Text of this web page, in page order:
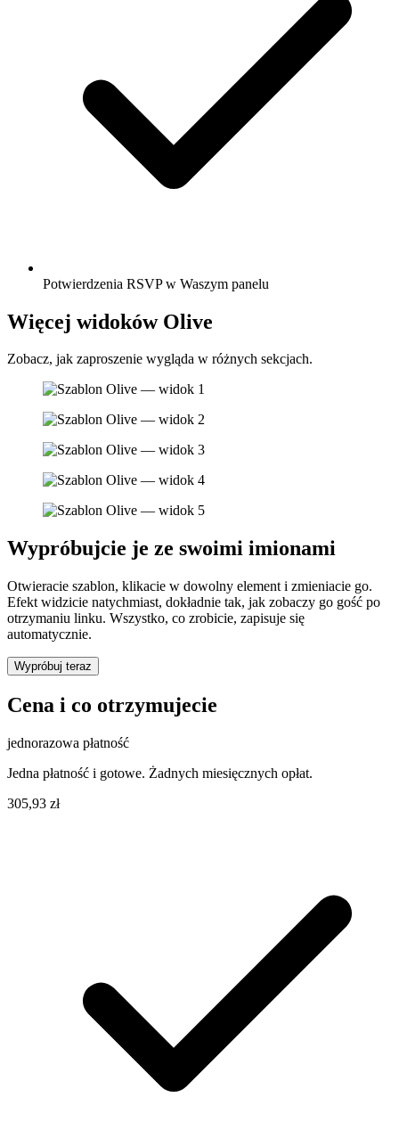
Potwierdzenia RSVP w Waszym panelu
Więcej widoków Olive
Zobacz, jak zaproszenie wygląda w różnych sekcjach.
Wypróbujcie je ze swoimi imionami
Otwieracie szablon, klikacie w dowolny element i zmieniacie go.
Efekt widzicie natychmiast, dokładnie tak, jak zobaczy go gość po
otrzymaniu linku. Wszystko, co zrobicie, zapisuje się
automatycznie.
Wypróbuj teraz
Cena i co otrzymujecie
jednorazowa płatność
Jedna płatność i gotowe. Żadnych miesięcznych opłat.
305,93 zł